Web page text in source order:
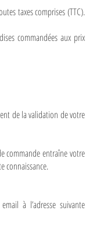
taxes comprises (TTC).
commandées aux prix
de la validation de votre
commande entraîne votre
connaissance.
à l’adresse suivante